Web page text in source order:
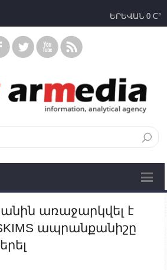
ԵՐԵՎԱՆ 0 C°
առաջարկվել է
ապրանքանիշը